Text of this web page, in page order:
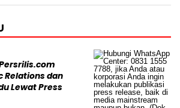
Relations dan
Lewat Press